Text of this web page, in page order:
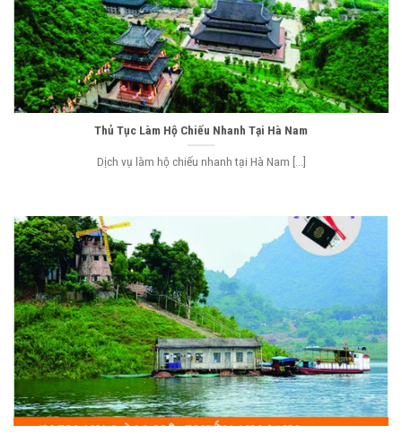
Thủ Tục Làm Hộ Chiếu Nhanh Tại Hà Nam
Dịch vụ làm hộ chiếu nhanh tại Hà Nam [...]